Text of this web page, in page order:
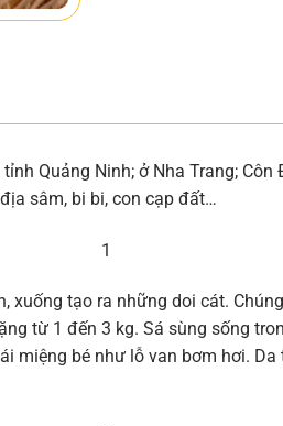
Quảng Ninh; ở Nha Trang;
sâm, bi bi, con cạp đất…
tạo ra những doi cát.
từ 1 đến 3 kg. Sá sùng sống
miệng bé như lỗ van bơm hơi.